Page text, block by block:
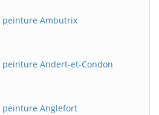
peinture Ambutrix
Andert-et-Condon
Anglefort